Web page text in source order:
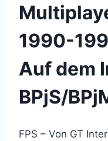
1990-
Auf dem
BPjS/
FPS – Von GT